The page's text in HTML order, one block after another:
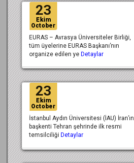
23
Ekim
October
EURAS – Avrasya Üniversiteler Birliği,
tüm üyelerine EURAS Başkanı’nın
organize edilen ye Detaylar
23
Ekim
October
İstanbul Aydın Üniversitesi (İAU) İran’ın
başkenti Tehran şehrinde ilk resmi
temsilciliği Detaylar